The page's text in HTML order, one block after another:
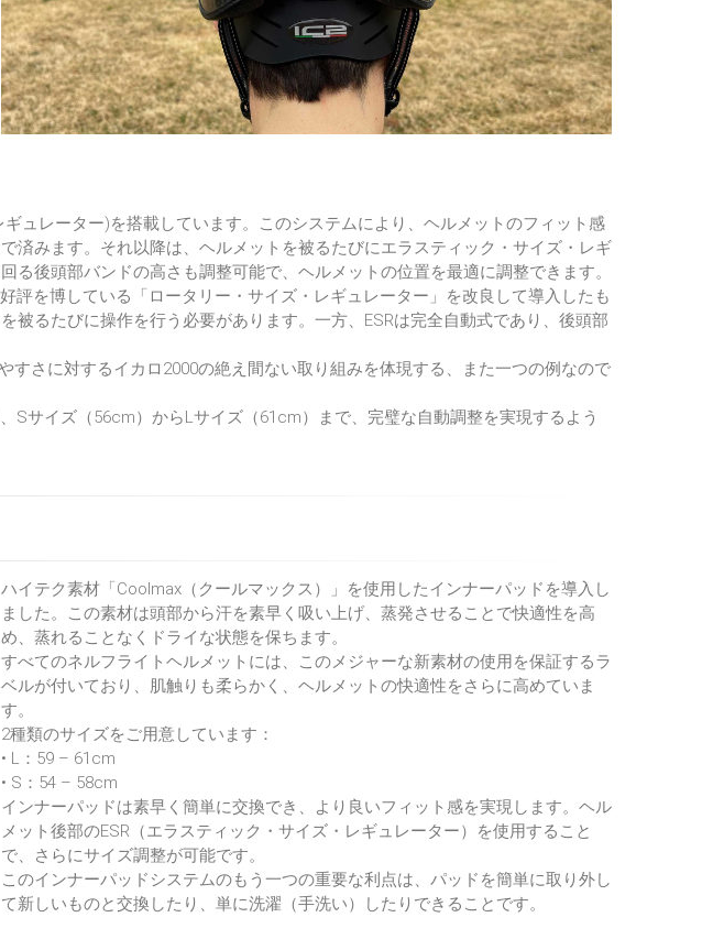
ュレーター)を搭載しています。このシステムにより、ヘルメットのフィット感
済みます。それ以降は、ヘルメットを被るたびにエラスティック・サイズ・レギ
後頭部バンドの高さも調整可能で、ヘルメットの位置を最適に調整できます。
評を博している「ロータリー・サイズ・レギュレーター」を改良して導入したも
るたびに操作を行う必要があります。一方、ESRは完全自動式であり、後頭部
さに対するイカロ2000の絶え間ない取り組みを体現する、また一つの例なので
Sサイズ（56cm）からLサイズ（61cm）まで、完璧な自動調整を実現するよう
ハイテク素材「Coolmax（クールマックス）」を使用したインナーパッドを導入し
ました。この素材は頭部から汗を素早く吸い上げ、蒸発させることで快適性を高
め、蒸れることなくドライな状態を保ちます。
すべてのネルフライトヘルメットには、このメジャーな新素材の使用を保証するラ
ベルが付いており、肌触りも柔らかく、ヘルメットの快適性をさらに高めていま
す。
2種類のサイズをご用意しています：
• L：59 – 61cm
• S：54 – 58cm
インナーパッドは素早く簡単に交換でき、より良いフィット感を実現します。ヘル
メット後部のESR（エラスティック・サイズ・レギュレーター）を使用すること
で、さらにサイズ調整が可能です。
このインナーパッドシステムのもう一つの重要な利点は、パッドを簡単に取り外し
て新しいものと交換したり、単に洗濯（手洗い）したりできることです。